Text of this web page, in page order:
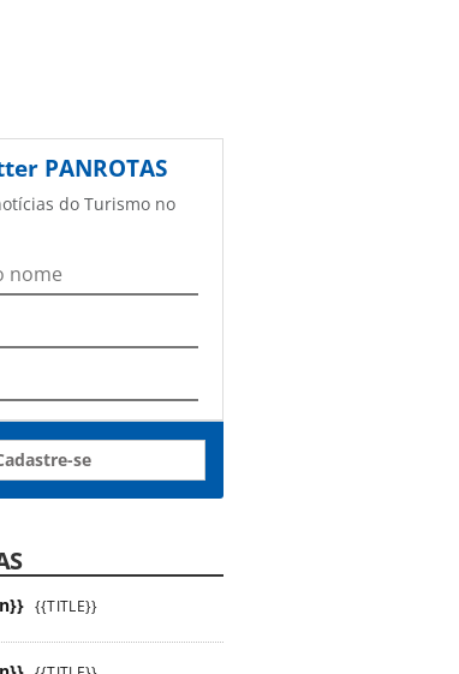
PANROTAS
do Turismo no
se
{{TITLE}}